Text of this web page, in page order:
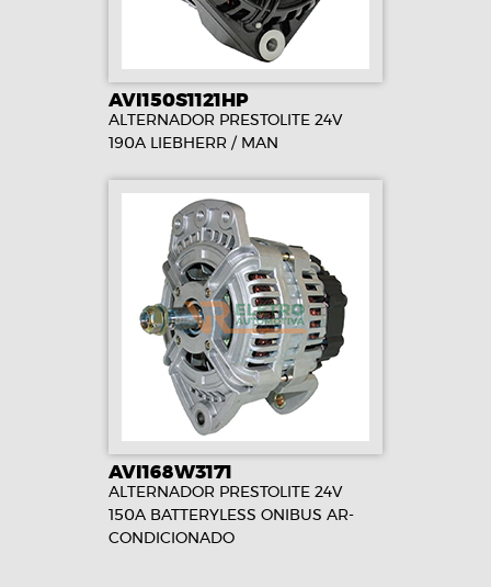
AVI150S1121HP
ALTERNADOR PRESTOLITE 24V
190A LIEBHERR / MAN
AVI168W3171
ALTERNADOR PRESTOLITE 24V
150A BATTERYLESS ONIBUS AR-
CONDICIONADO